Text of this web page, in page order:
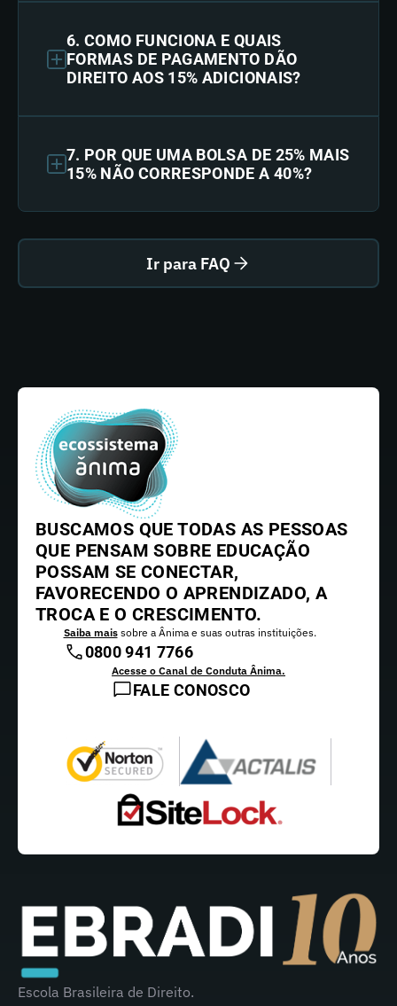
6. COMO FUNCIONA E QUAIS
FORMAS DE PAGAMENTO DÃO
DIREITO AOS 15% ADICIONAIS?
7. POR QUE UMA BOLSA DE 25% MAIS
15% NÃO CORRESPONDE A 40%?
Ir para FAQ
BUSCAMOS QUE TODAS AS PESSOAS
QUE PENSAM SOBRE EDUCAÇÃO
POSSAM SE CONECTAR,
FAVORECENDO O APRENDIZADO, A
TROCA E O CRESCIMENTO.
Saiba maissobre a Ânima e suas outras instituições.
0800 941 7766
Acesse o Canal de Conduta Ânima.
FALE CONOSCO
Escola Brasileira de Direito.